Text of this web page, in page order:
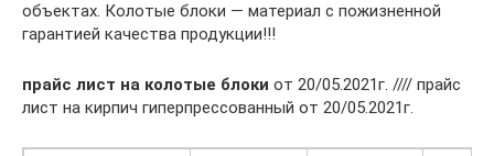
объектах. Колотые блоки — материал с пожизненной
гарантией качества продукции!!!
прайс лист на колотые блоки от 20/05.2021г. //// прайс
лист на кирпич гиперпрессованный от 20/05.2021г.